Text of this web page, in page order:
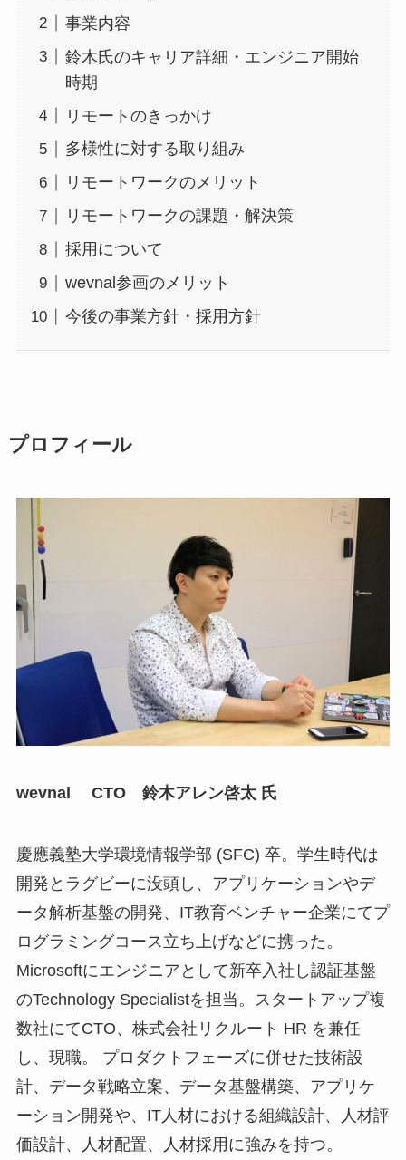
事業内容
鈴木氏のキャリア詳細・エンジニア開始
時期
リモートのきっかけ
多様性に対する取り組み
リモートワークのメリット
リモートワークの課題・解決策
採用について
wevnal参画のメリット
今後の事業方針・採用方針
プロフィール
wevnal CTO 鈴木アレン啓太 氏
慶應義塾大学環境情報学部 (SFC) 卒。学生時代は
開発とラグビーに没頭し、アプリケーションやデ
ータ解析基盤の開発、IT教育ベンチャー企業にてプ
ログラミングコース立ち上げなどに携った。
Microsoftにエンジニアとして新卒入社し認証基盤
のTechnology Specialistを担当。スタートアップ複
数社にてCTO、株式会社リクルート HR を兼任
し、現職。 プロダクトフェーズに併せた技術設
計、データ戦略立案、データ基盤構築、アプリケ
ーション開発や、IT人材における組織設計、人材評
価設計、人材配置、人材採用に強みを持つ。